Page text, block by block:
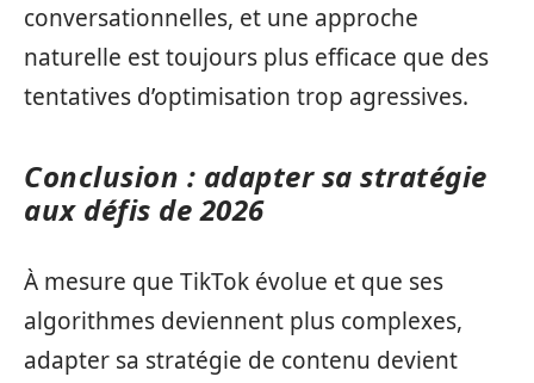
conversationnelles, et une approche
naturelle est toujours plus efficace que des
tentatives d’optimisation trop agressives.
Conclusion : adapter sa stratégie
aux défis de 2026
À mesure que TikTok évolue et que ses
algorithmes deviennent plus complexes,
adapter sa stratégie de contenu devient